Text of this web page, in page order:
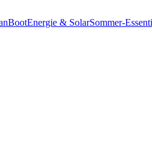
BootEnergie & SolarSommer-